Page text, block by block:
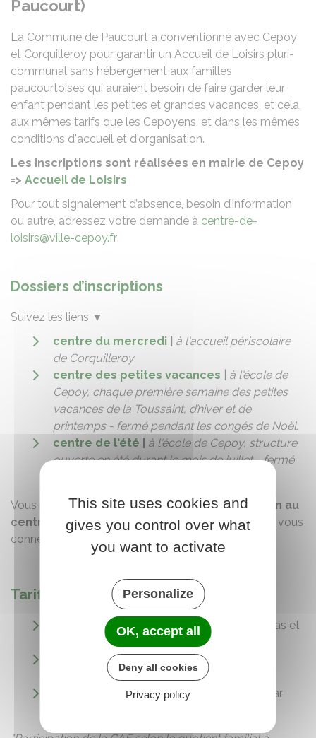
Paucourt)
La Commune de Paucourt a conventionné avec Cepoy
et Corquilleroy pour garantir un Accueil de Loisirs pluri-
communal sans hébergement aux familles
paucourtoises qui auraient besoin de faire garder leur
enfant pendant les petites et grandes vacances, et cela,
aux mêmes tarifs que les Cepoyens, et dans les mêmes
conditions d'accueil et d'organisation.
Les inscriptions sont réalisées en mairie de Cepoy
=> Accueil de Loisirs
Pour tout signalement d’absence, besoin d’information
ou autre, adressez votre demande à centre-de-
loisirs@ville-cepoy.fr
Dossiers d’inscriptions
Suivez les liens ▼
centre du mercredi
à l'accueil périscolaire
de Corquilleroy
centre des petites vacances
à l'école de
Cepoy, chaque première semaine des petites
vacances de la Toussaint, d’hiver et de
printemps - fermé pendant les congés de Noël.
centre de l'été
à l'école de Cepoy, structure
ouverte en été durant le mois de juillet - fermé
Vous pouvez effectuer unedemande d’inscription au
centre de loisirs en ligne.Pour cela, vous devez vous
connecter sur le
Tarifs
de 8h45 à 17h15 :16€/jour
* (repas et
goûter compris)
Garderie du matin(dès 7h) :
Garderie du soir(jusqu’à 18h30) :
par
This site uses cookies and
gives you control over what
you want to activate
Personalize
OK, accept all
Deny all cookies
Privacy policy